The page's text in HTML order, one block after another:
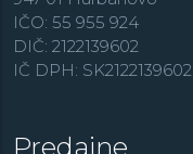
IČO: 55 955 924
DIČ: 2122139602
IČ DPH: SK2122139602
Predajne